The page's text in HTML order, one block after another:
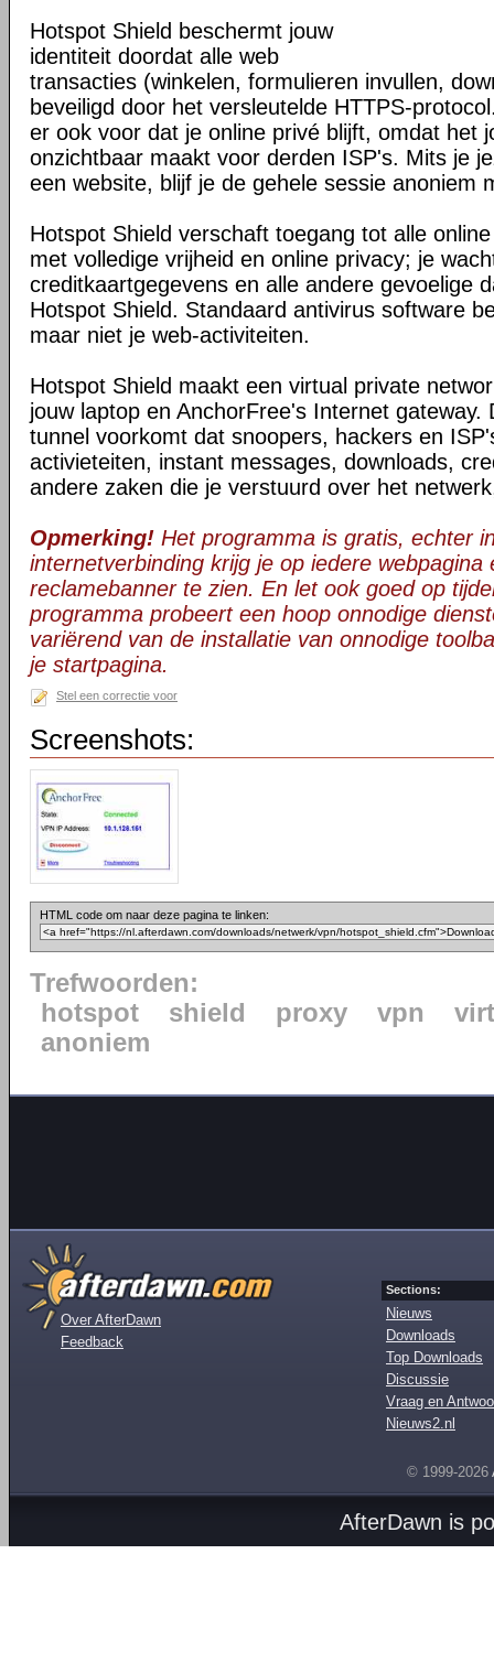
Hotspot Shield beschermt jouw
identiteit doordat alle web
transacties (winkelen, formulieren invullen,
beveiligd door het versleutelde HTTPS-
er ook voor dat je online privé blijft, omdat het
onzichtbaar maakt voor derden ISP's. Mits je
een website, blijf je de gehele sessie anoniem
Hotspot Shield verschaft toegang tot alle
met volledige vrijheid en online privacy; je
creditkaartgegevens en alle andere gevoelige
Hotspot Shield. Standaard antivirus software
maar niet je web-activiteiten.
Hotspot Shield maakt een virtual private
jouw laptop en AnchorFree's Internet gateway.
tunnel voorkomt dat snoopers, hackers en
activieteiten, instant messages, downloads,
andere zaken die je verstuurd over het
Opmerking! Het programma is gratis, echter
internetverbinding krijg je op iedere webpagina
reclamebanner te zien. En let ook goed op
programma probeert een hoop onnodige
variërend van de installatie van onnodige
je startpagina.
Stel een correctie voor
Screenshots:
HTML code om naar deze pagina te linken:
Trefwoorden:
hotspot
shield proxy vpn
anoniem
Over AfterDawn
Feedback
Sections:
Nieuws
Downloads
Top Downloads
Discussie
Vraag en
Nieuws2.nl
© 1999-2026
AfterDawn is